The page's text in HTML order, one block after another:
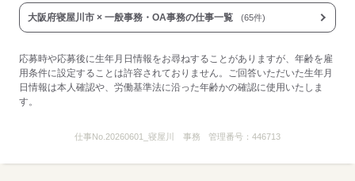
大阪府寝屋川市 × 一般事務・OA事務の仕事一覧 (65件)
応募時や応募後に生年月日情報をお尋ねすることがありますが、年齢を雇
用条件に設定することは許容されておりません。ご回答いただいた生年月
日情報は本人確認や、労働基準法に沿った年齢かの確認に使用いたしま
す。
仕事No. 20260601_寝屋川 事務 管理番号： 446713